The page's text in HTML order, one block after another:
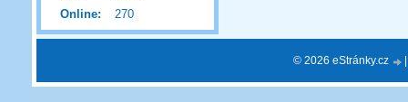
Online: 270
© 2026 eStránky.cz